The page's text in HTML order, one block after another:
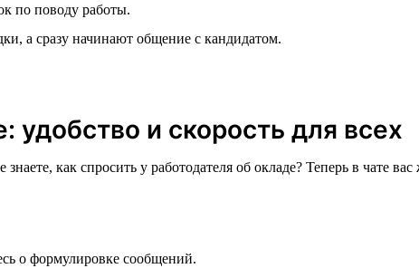
по поводу работы.
а сразу начинают общение с кандидатом.
удобство и скорость для всех
как спросить у работодателя об окладе? Теперь в чате
о формулировке сообщений.